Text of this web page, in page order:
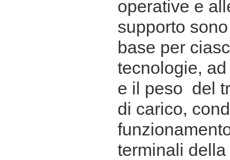
operative e
supporto
base per
tecnologie,
e il peso del
di carico,
terminali